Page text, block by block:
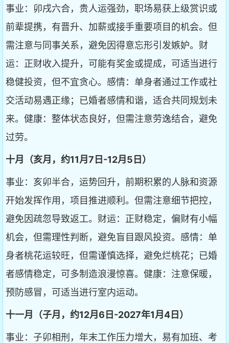
事业：卯戌六合，贵人运强劲，职场易获上级赏识或
前辈提携，有晋升、加薪或接手重要项目的机会。但
需注意与同事关系，避免因得意忘形引发嫉妒。财
运：正财收入提升，可能有奖金或提成，可适当进行
稳健投资，但不宜贪心。感情：单身者通过工作或社
交活动易遇正缘；已婚者感情和谐，适合共同规划未
来。健康：整体状态良好，但需注意劳逸结合，避免
过劳。
十月（亥月，约11月7日-12月5日）
事业：亥卯半合，运势回升，前期积累的人脉和资源
开始发挥作用，项目推进顺利。但需注意细节把控，
避免因疏忽导致返工。财运：正财稳定，偏财有小幅
机会，但需理性判断，避免盲目跟风投资。感情：单
身者桃花运较旺，但需谨慎选择，避免烂桃花；已婚
者感情稳定，可多制造浪漫惊喜。健康：注意保暖，
预防感冒，可适当进行室内运动。
十一月（子月，约12月6日-2027年1月4日）
事业：子卯相刑，年末工作压力增大，易有加班、考